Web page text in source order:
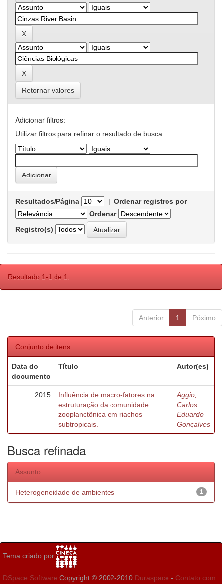
Retornar valores
Adicionar filtros:
Utilizar filtros para refinar o resultado de busca.
Resultados/Página | Ordenar registros por
Ordenar
Registro(s)
Resultado 1-1 de 1.
Anterior 1 Póximo
Conjunto de itens:
Data do
documento
Título Autor(es)
2015
Influência de macro-fatores na
estruturação da comunidade
zooplanctônica em riachos
subtropicais.
Aggio,
Carlos
Eduardo
Gonçalves
Busca refinada
Assunto
1
Heterogeneidade de ambientes
Tema criado por
DSpace Software Copyright © 2002-2010 Duraspace - Contato com